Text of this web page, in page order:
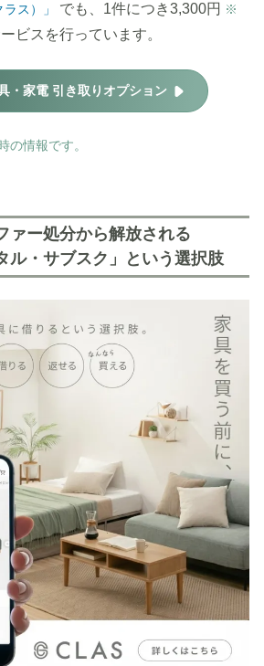
ス）」
でも、1件につき3,300円 ※
ビスを行っています。
・家電 引き取りオプション
の情報です。
ァー処分から解放される
ル・サブスク」という選択肢